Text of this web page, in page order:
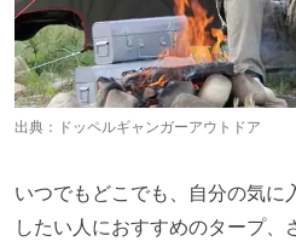
出典： ドッペルギャンガーアウトドア
いつでもどこでも、自分の気に
したい人におすすめのタープ